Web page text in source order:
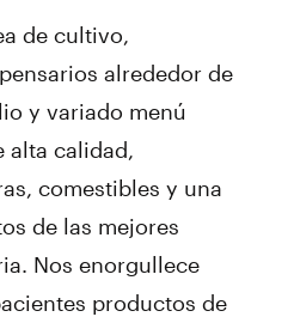
de cultivo,
alrededor de
y variado menú
alta calidad,
comestibles y una
de las mejores
Nos enorgullece
productos de